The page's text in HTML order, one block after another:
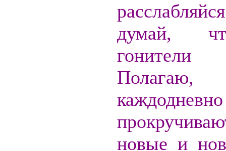
думай,
гонители
каждодневно
новые и